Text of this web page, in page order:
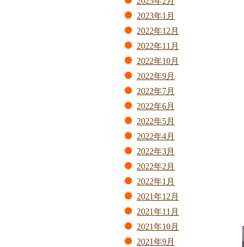
2023年1月
2022年12月
2022年11月
2022年10月
2022年9月
2022年7月
2022年6月
2022年5月
2022年4月
2022年3月
2022年2月
2022年1月
2021年12月
2021年11月
2021年10月
2021年9月